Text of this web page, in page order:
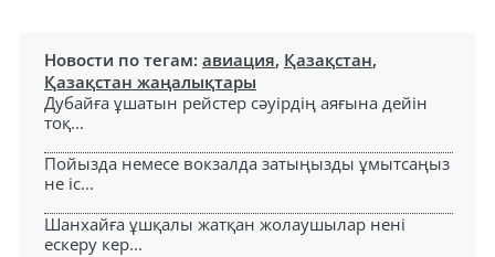
Новости по тегам: авиация, Қазақстан,
Қазақстан жаңалықтары
Дубайға ұшатын рейстер сәуірдің аяғына дейін
тоқ...
Пойызда немесе вокзалда затыңызды ұмытсаңыз
не іс...
Шанхайға ұшқалы жатқан жолаушылар нені
ескеру кер...